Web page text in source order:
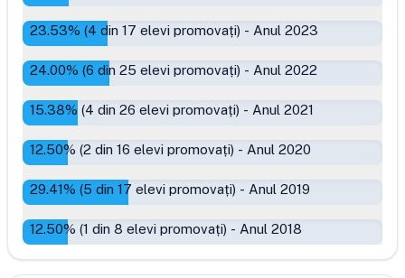
23.53% (4 din 17 elevi promovați) - Anul 2023
24.00% (6 din 25 elevi promovați) - Anul 2022
15.38% (4 din 26 elevi promovați) - Anul 2021
12.50% (2 din 16 elevi promovați) - Anul 2020
29.41% (5 din 17 elevi promovați) - Anul 2019
12.50% (1 din 8 elevi promovați) - Anul 2018